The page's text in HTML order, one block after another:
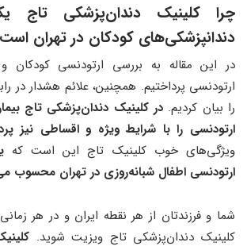
چرا کلینیک دندان‌پزشکی تاج
دندانپزشکی‌های کودکان در تهران
در این مقاله به بررسی ارتودنسی
ارتودنسی پرداختیم. همچنین، علائم هشدار در
را بیان کردیم. در کلینیک دندان‌پزشکی تاج
ارتودنسی را با شرایط ویژه و اقساطی نیز
ویژگی‌های خوب کلینیک تاج این است که
ارتودنسی اطفال شبانه‌روزی در تهران محسوب
شما و فرزندتان از هر نقطه ایران و در هر
کلینیک دندان‌پزشکی تاج ویزیت شوید.